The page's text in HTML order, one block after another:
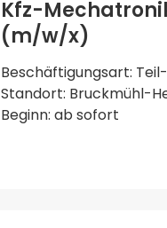
Kfz-
(m/w/x)
Beschäftigungsart:
Standort: Bruckmühl-
Beginn: ab sofort